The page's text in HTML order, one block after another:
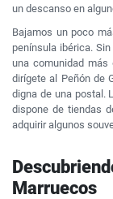
un descanso en
Bajamos un poco
península ibérica.
una comunidad más
dirígete al Peñón de
digna de una postal.
dispone de tiendas
adquirir algunos
Marruecos